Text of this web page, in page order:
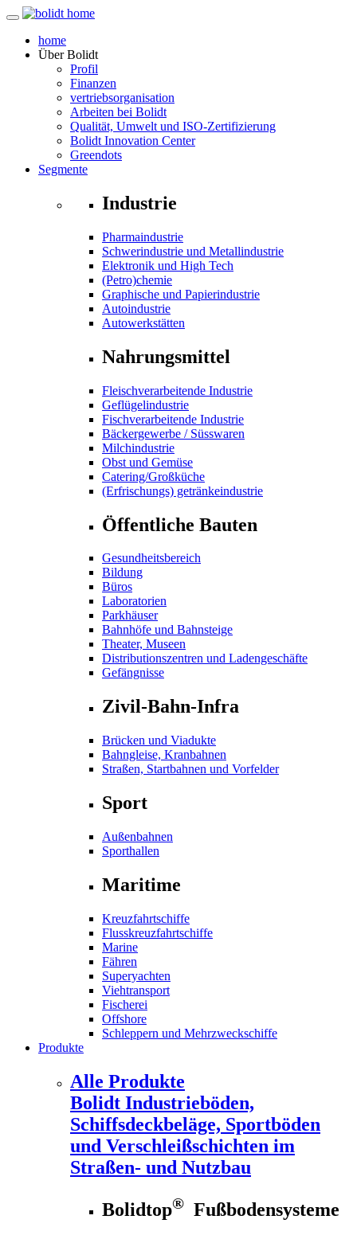
home
ÜberBolidt
Profil
Finanzen
vertriebsorganisation
Arbeiten bei Bolidt
Qualität, Umwelt und ISO-Zertifizierung
Bolidt Innovation Center
Greendots
Segmente
Industrie
Pharmaindustrie
Schwerindustrie und Metallindustrie
Elektronik und High Tech
(Petro)chemie
Graphische und Papierindustrie
Autoindustrie
Autowerkstätten
Nahrungsmittel
Fleischverarbeitende Industrie
Geflügelindustrie
Fischverarbeitende Industrie
Bäckergewerbe / Süsswaren
Milchindustrie
Obst und Gemüse
Catering/Großküche
(Erfrischungs) getränkeindustrie
Öffentliche Bauten
Gesundheitsbereich
Bildung
Büros
Laboratorien
Parkhäuser
Bahnhöfe und Bahnsteige
Theater, Museen
Distributionszentren und Ladengeschäfte
Gefängnisse
Zivil-Bahn-Infra
Brücken und Viadukte
Bahngleise, Kranbahnen
Straßen, Startbahnen und Vorfelder
Sport
Außenbahnen
Sporthallen
Maritime
Kreuzfahrtschiffe
Flusskreuzfahrtschiffe
Marine
Fähren
Superyachten
Viehtransport
Fischerei
Offshore
Schleppern und Mehrzweckschiffe
Produkte
Alle Produkte
Bolidt Industrieböden,
Schiffsdeckbeläge, Sportböden
und Verschleißschichten im
Straßen- und Nutzbau
Bolidtop® Fußbodensysteme